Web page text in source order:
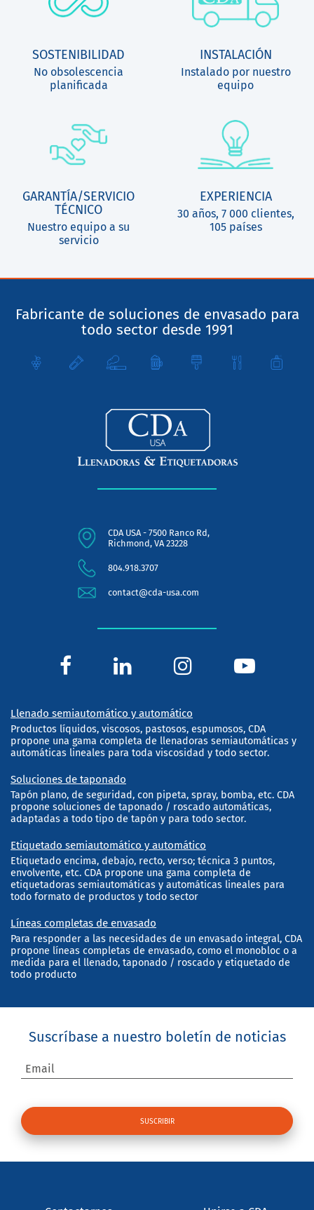
SOSTENIBILIDAD
No obsolescencia
planificada
INSTALACIÓN
Instalado por nuestro
equipo
GARANTÍA/SERVICIO
TÉCNICO
Nuestro equipo a su
servicio
EXPERIENCIA
30 años, 7 000 clientes,
105 países
Fabricante de soluciones de envasado para
todo sector desde 1991
CDA USA - 7500 Ranco Rd,
Richmond, VA 23228
804.918.3707
contact@cda-usa.com
Llenado semiautomático y automático
Productos líquidos, viscosos, pastosos, espumosos, CDA
propone una gama completa de llenadoras semiautomáticas y
automáticas lineales para toda viscosidad y todo sector.
Soluciones de taponado
Tapón plano, de seguridad, con pipeta, spray, bomba, etc. CDA
propone soluciones de taponado / roscado automáticas,
adaptadas a todo tipo de tapón y para todo sector.
Etiquetado semiautomático y automático
Etiquetado encima, debajo, recto, verso; técnica 3 puntos,
envolvente, etc. CDA propone una gama completa de
etiquetadoras semiautomáticas y automáticas lineales para
todo formato de productos y todo sector
Líneas completas de envasado
Para responder a las necesidades de un envasado integral, CDA
propone líneas completas de envasado, como el monobloc o a
medida para el llenado, taponado / roscado y etiquetado de
todo producto
Suscríbase a nuestro boletín de noticias
Email